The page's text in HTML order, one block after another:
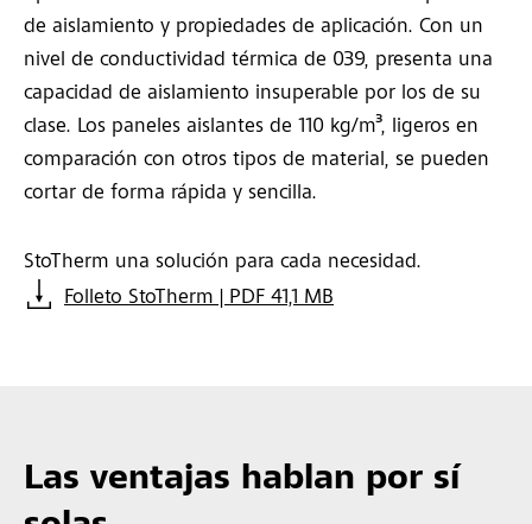
de aislamiento y propiedades de aplicación. Con un
nivel de conductividad térmica de 039, presenta una
capacidad de aislamiento insuperable por los de su
clase. Los paneles aislantes de 110 kg/m³, ligeros en
comparación con otros tipos de material, se pueden
cortar de forma rápida y sencilla.
StoTherm una solución para cada necesidad.
Folleto StoTherm | PDF 41,1 MB
Las ventajas hablan por sí